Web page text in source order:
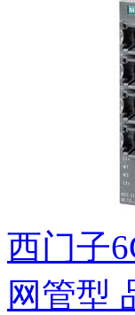
西门子
网管型